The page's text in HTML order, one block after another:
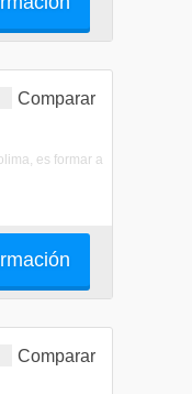
Comparar
es formar a
Comparar